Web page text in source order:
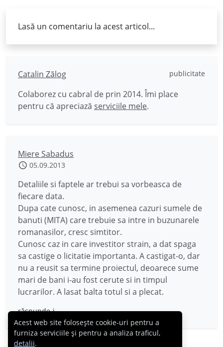
Lasă un comentariu la acest articol...
Catalin Zălog publicitate
Colaborez cu cabral de prin 2014. Îmi place
pentru că apreciază serviciile mele.
Miere Sabadus
05.09.2013
Detaliile si faptele ar trebui sa vorbeasca de
fiecare data.
Dupa cate cunosc, in asemenea cazuri sumele de
banuti (MITA) care trebuie sa intre in buzunarele
romanasilor, cresc simtitor.
Cunosc caz in care investitor strain, a dat spaga
sa castige o licitatie importanta. A castigat-o, dar
nu a reusit sa termine proiectul, deoarece sume
mari de bani i-au fost cerute si in timpul
lucrarilor. A lasat balta totul si a plecat.
răspunde-i
Acest web site folosește cookie-uri pentru a
furniza serviciile și pentru a analiza traficul,
detalii.